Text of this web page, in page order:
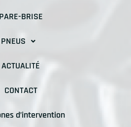
PARE-BRISE
PNEUS
ACTUALITÉ
CONTACT
d’intervention